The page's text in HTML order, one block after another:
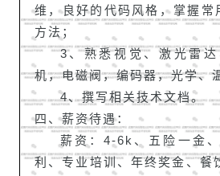
维，良好的代码风格，掌握
方法；
3、熟悉视觉、激光雷
机，电磁阀，编码器，光学、
4、撰写相关技术文档。
四、薪资待遇：
薪资：4-6k、 五险一金
利、专业培训、年终奖金、餐